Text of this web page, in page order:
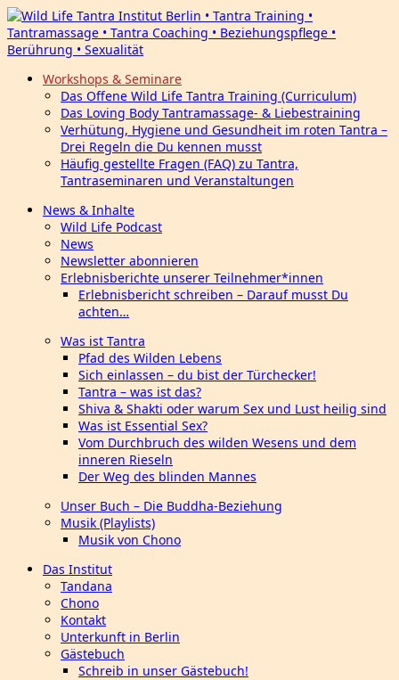
Workshops & Seminare
Das Offene Wild Life Tantra Training (Curriculum)
Das Loving Body Tantramassage- & Liebestraining
Verhütung, Hygiene und Gesundheit im roten Tantra –
Drei Regeln die Du kennen musst
Häufig gestellte Fragen (FAQ) zu Tantra,
Tantraseminaren und Veranstaltungen
News & Inhalte
Wild Life Podcast
News
Newsletter abonnieren
Erlebnisberichte unserer Teilnehmer*innen
Erlebnisbericht schreiben – Darauf musst Du
achten…
Was ist Tantra
Pfad des Wilden Lebens
Sich einlassen – du bist der Türchecker!
Tantra – was ist das?
Shiva & Shakti oder warum Sex und Lust heilig sind
Was ist Essential Sex?
Vom Durchbruch des wilden Wesens und dem
inneren Rieseln
Der Weg des blinden Mannes
Unser Buch – Die Buddha-Beziehung
Musik (Playlists)
Musik von Chono
Das Institut
Tandana
Chono
Kontakt
Unterkunft in Berlin
Gästebuch
Schreib in unser Gästebuch!